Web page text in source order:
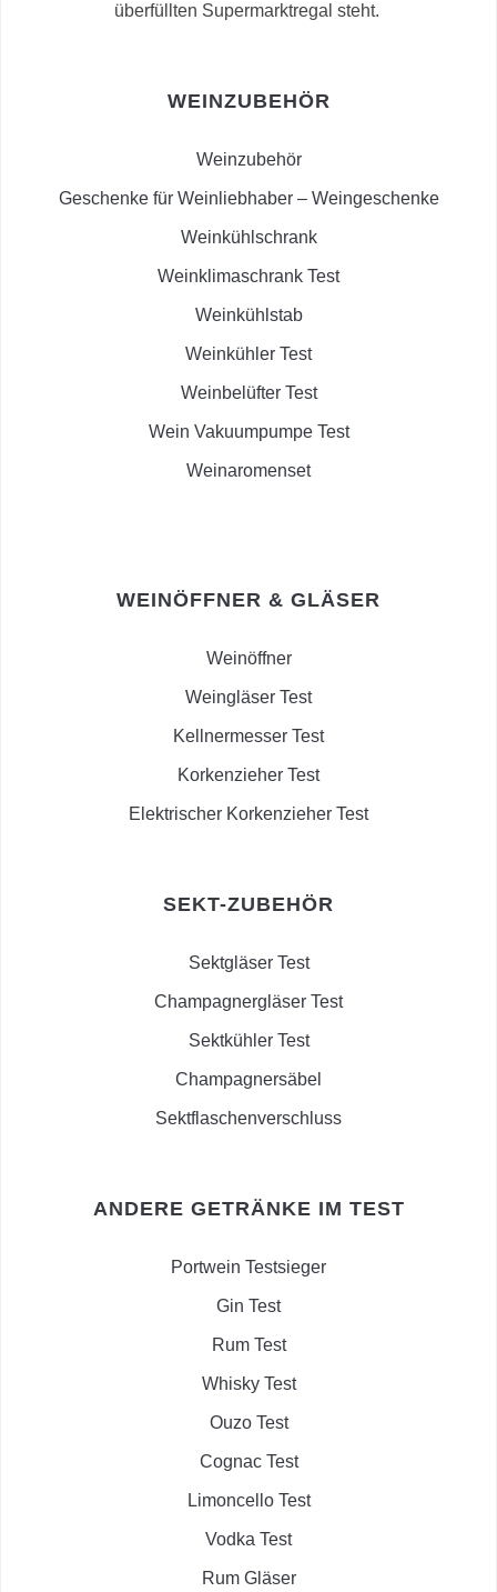
überfüllten Supermarktregal steht.
WEINZUBEHÖR
Weinzubehör
Geschenke für Weinliebhaber – Weingeschenke
Weinkühlschrank
Weinklimaschrank Test
Weinkühlstab
Weinkühler Test
Weinbelüfter Test
Wein Vakuumpumpe Test
Weinaromenset
WEINÖFFNER & GLÄSER
Weinöffner
Weingläser Test
Kellnermesser Test
Korkenzieher Test
Elektrischer Korkenzieher Test
SEKT-ZUBEHÖR
Sektgläser Test
Champagnergläser Test
Sektkühler Test
Champagnersäbel
Sektflaschenverschluss
ANDERE GETRÄNKE IM TEST
Portwein Testsieger
Gin Test
Rum Test
Whisky Test
Ouzo Test
Cognac Test
Limoncello Test
Vodka Test
Rum Gläser